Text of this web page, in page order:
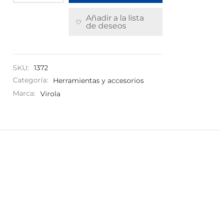
Añadir a la lista
de deseos
SKU:
1372
Categoría:
Herramientas y accesorios
Marca:
Virola